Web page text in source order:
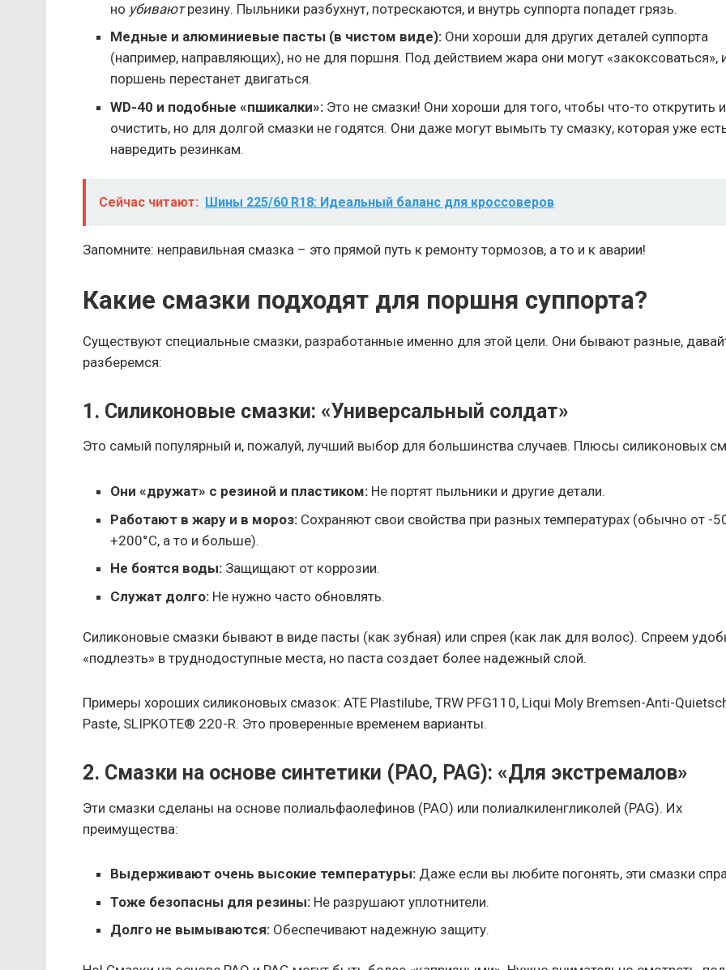
но убиваютрезину. Пыльники разбухнут, потрескаются, и внутрь суппорта попадет грязь.
Медные и алюминиевые пасты (в чистом виде): Они хороши для других деталей суппорта
(например, направляющих), но не для поршня. Под действием жара они могут «закоксоваться»,
поршень перестанет двигаться.
WD-40 и подобные «пшикалки»: Это не смазки! Они хороши для того, чтобы что-то открутить
очистить, но для долгой смазки не годятся. Они даже могут вымыть ту смазку, которая уже
навредить резинкам.
Сейчас читают: Шины 225/60 R18: Идеальный баланс для кроссоверов
Запомните: неправильная смазка – это прямой путь к ремонту тормозов, а то и к аварии!
Какие смазки подходят для поршня суппорта?
Существуют специальные смазки, разработанные именно для этой цели. Они бывают разные,
разберемся:
1. Силиконовые смазки: «Универсальный солдат»
Это самый популярный и, пожалуй, лучший выбор для большинства случаев. Плюсы силиконовых
Они «дружат» с резиной и пластиком: Не портят пыльники и другие детали.
Работают в жару и в мороз: Сохраняют свои свойства при разных температурах (обычно от -
+200°C, а то и больше).
Не боятся воды: Защищают от коррозии.
Служат долго: Не нужно часто обновлять.
Силиконовые смазки бывают в виде пасты (как зубная) или спрея (как лак для волос). Спреем
«подлезть» в труднодоступные места, но паста создает более надежный слой.
Примеры хороших силиконовых смазок: ATE Plastilube, TRW PFG110, Liqui Moly Bremsen-Anti-
Paste, SLIPKOTE® 220-R. Это проверенные временем варианты.
2. Смазки на основе синтетики (PAO, PAG): «Для экстремалов»
Эти смазки сделаны на основе полиальфаолефинов (PAO) или полиалкиленгликолей (PAG). Их
преимущества:
Выдерживают очень высокие температуры: Даже если вы любите погонять, эти смазки
Тоже безопасны для резины: Не разрушают уплотнители.
Долго не вымываются: Обеспечивают надежную защиту.